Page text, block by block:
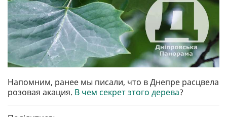
Напомним, ранее мы писали, что в Днепре расцвела
розовая акация. В чем секрет этого дерева?